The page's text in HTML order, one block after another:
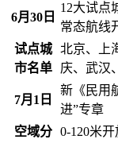
6月30日
12大试点
常态航线
试点城
市名单
北京、上
庆、武汉
7月1日
新《民用
进”专章
空域分
0-120米